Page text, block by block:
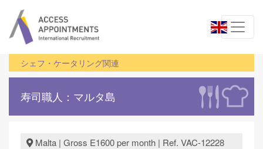
シェフ・ケータリング関連
寿司職人：マルタ島
Malta | Gross E1600 per month | Ref. VAC-12228